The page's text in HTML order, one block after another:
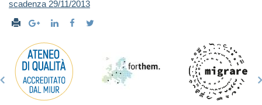
scadenza 29/11/2013